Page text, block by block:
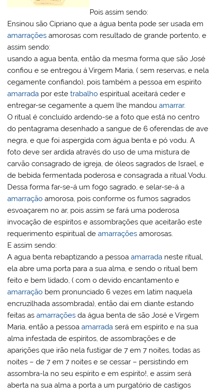
Pois assim sendo:
Ensinou são Cipriano que a água benta pode ser usada em
amarrações amorosas com resultado de grande portento, e
assim sendo:
usando a agua benta, então da mesma forma que são José
confiou e se entregou á Virgem Maria, ( sem reservas, e nela
cegamente confiando), pois também a pessoa em espirito
amarrada por estetrabalho espiritual aceitará ceder e
entregar-se cegamente a quem lhe mandouamarrar.
O ritual é concluído ardendo-se a foto que está no centro
do pentagrama desenhado a sangue de 6 oferendas de ave
negra, e que foi aspergida com água benta e pó vodu. A
foto deve ser ardida através do uso de uma mistura de
carvão consagrado de igreja, de óleos sagrados de Israel, e
de bebida fermentada poderosa e consagrada a ritual Vodu.
Dessa forma far-se-á um fogo sagrado, e selar-se-á a
amarração amorosa, pois conforme os fumos sagrados
esvoaçarem no ar, pois assim se fará uma poderosa
invocação de espíritos e assombrações que aceitarão este
requerimento espiritual deamarrações amorosas.
E assim sendo:
A agua benta rebaptizando a pessoaamarrada neste ritual,
ela abre uma porta para a sua alma, e sendo o ritual bem
feito e bem lidado, ( com o devido encantamento e
amarração bem pronunciado 6 vezes em latim naquela
encruzilhada assombrada), então dai em diante estando
feitas asamarrações da água benta de são José e Virgem
Maria, então a pessoaamarrada será em espírito e na sua
alma infestada de espíritos, de assombrações e de
aparições que irão nela fustigar de 7 em 7 noites, todas as
noites – de 7 em 7 noites e se cessar – persistindo em
assombra-la no seu espírito e em espírito!, e assim será
aberta na sua alma a porta a um purgatório de castigos